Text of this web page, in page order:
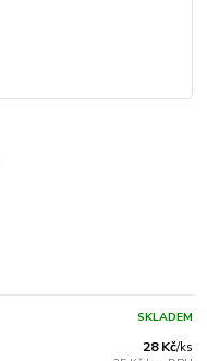
28 Kč/ks
SKLADEM